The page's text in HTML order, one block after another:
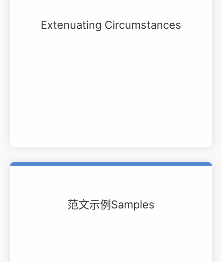
Extenuating Circumstances
范文示例Samples